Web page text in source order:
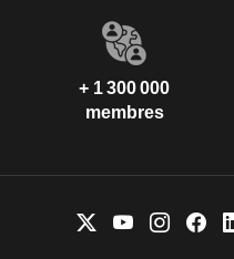
+ 1 300 000
membres